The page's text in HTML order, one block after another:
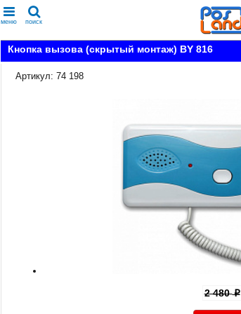
меню поиск
Кнопка вызова (скрытый монтаж) BY 816
Артикул: 74 198
2 480p